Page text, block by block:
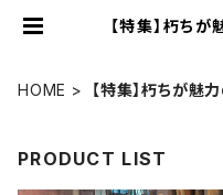
【特集】朽ち
HOME 【特集】朽ちが魅
PRODUCT LIST